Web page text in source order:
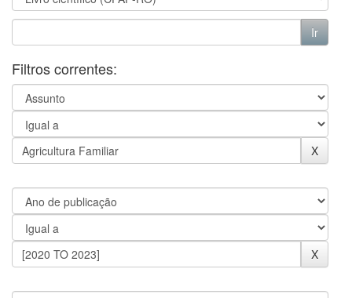
Filtros correntes: